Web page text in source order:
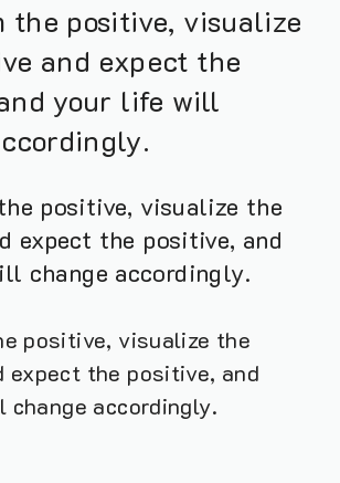
the positive, visualize
and expect the
your life will
positive, visualize the
expect the positive, and
change accordingly.
positive, visualize the
expect the positive, and
accordingly.